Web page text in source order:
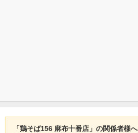
「鶏そば156 麻布十番店」の関係者様へ